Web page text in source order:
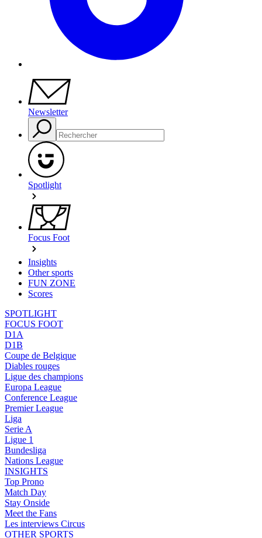
Newsletter
Spotlight
Focus Foot
Insights
Other sports
FUN ZONE
Scores
SPOTLIGHT
FOCUS FOOT
D1A
D1B
Coupe de Belgique
Diables rouges
Ligue des champions
Europa League
Conference League
Premier League
Liga
Serie A
Ligue 1
Bundesliga
Nations League
INSIGHTS
Top Prono
Match Day
Stay Onside
Meet the Fans
Les interviews Circus
OTHER SPORTS